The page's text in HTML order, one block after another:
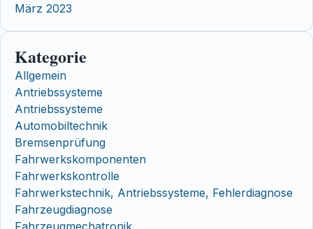
März 2023
Kategorie
Allgemein
Antriebssysteme
Antriebssysteme
Automobiltechnik
Bremsenprüfung
Fahrwerkskomponenten
Fahrwerkskontrolle
Fahrwerkstechnik, Antriebssysteme, Fehlerdiagnose
Fahrzeugdiagnose
Fahrzeugmechatronik